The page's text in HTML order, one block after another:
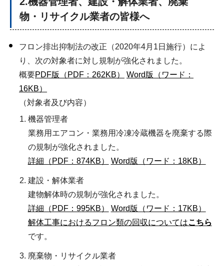
物・リサイクル業者の皆様へ
フロン排出抑制法の改正（2020年4月1日施行）によ
り、次の対象者に対し規制が強化されました。
概要PDF版（PDF：262KB）
Word版（ワード：
16KB）
（対象者及び内容）
機器管理者
業務用エアコン・業務用冷凍冷蔵機器を廃棄する際
の規制が強化されました。
詳細（PDF：874KB）
Word版（ワード：18KB）
建設・解体業者
建物解体時の規制が強化されました。
詳細（PDF：995KB）
Word版（ワード：17KB）
解体工事におけるフロン類の回収についてはこちら
です。
廃棄物・リサイクル業者